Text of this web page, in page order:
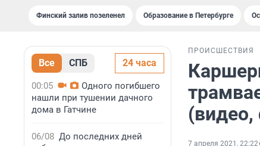
Финский залив позеленел Образование в Петербурге
Все СПБ 24 часа
00:05
Одного погибшего
нашли при тушении дачного
дома в Гатчине
06/08 До последних дней
ПРОИСШЕСТВИЯ
(видео,
7 апреля 2021, 22:22